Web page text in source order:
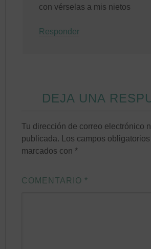
con vérselas a mis nietos
Responder
DEJA UNA
Tu dirección de correo electrónico
publicada.
Los campos
marcados con*
COMENTARIO *